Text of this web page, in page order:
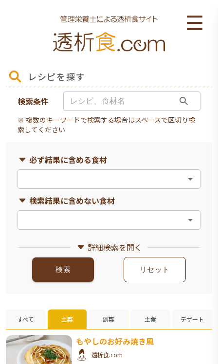
レシピを探す
検索条件
※ 複数のキーワードで検索する場合はスペースで区切り検
索してください
必ず結果に含める食材
検索結果に含めない食材
詳細検索を開く
検索 リセット
すべて 主菜 副菜 主食 デザート
もやしのお好み焼き風
透析食.com